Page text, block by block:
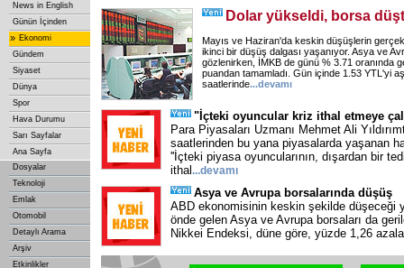
News in English
Günün İçinden
» Ekonomi
Gündem
Siyaset
Dünya
Spor
Hava Durumu
Sarı Sayfalar
Ana Sayfa
Dosyalar
Teknoloji
Emlak
Otomobil
Detaylı Arama
Arşiv
Etkinlikler
Dolar yükseldi, borsa
Mayıs ve Haziran'da keskin düşüşlerin
ikinci bir düşüş dalgası yaşanıyor. Asya ve
gözlenirken, İMKB de günü % 3.71 oranında
puandan tamamladı. Gün içinde 1.53 YTL'yi
saatlerinde...devamı
"İçteki oyuncular kriz ithal etmeye
Para Piyasaları Uzmanı Mehmet Ali
saatlerinden bu yana piyasalarda yaşanan
''İçteki piyasa oyuncularının, dışardan bir
ithal...devamı
Asya ve Avrupa borsalarında düşüş
ABD ekonomisinin keskin şekilde düşeceği
önde gelen Asya ve Avrupa borsaları da
Nikkei Endeksi, düne göre, yüzde 1,26